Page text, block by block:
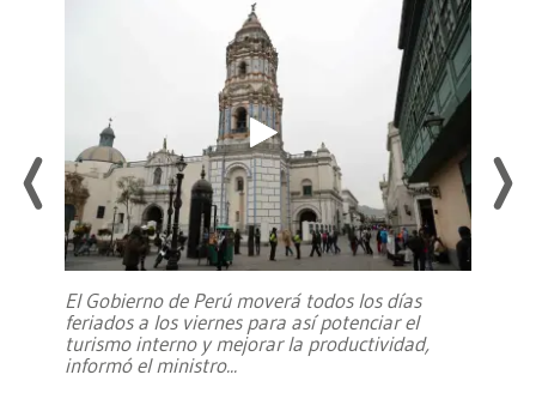
El Gobierno de Perú moverá todos los días
feriados a los viernes para así potenciar el
turismo interno y mejorar la productividad,
informó el ministro...